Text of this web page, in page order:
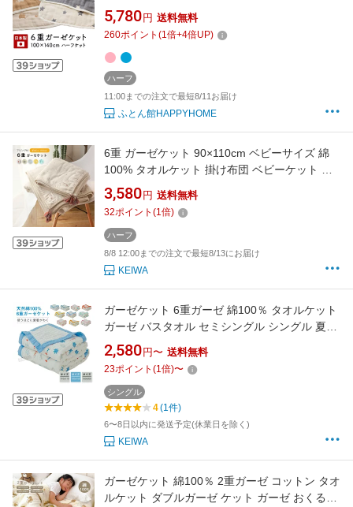
赤ちゃん 子供 お昼寝 幼稚園 お昼寝ケット ベビ
ーケット 丸洗い 洗濯 かわいい ハリネズミ はり
ねずみ 星 スター ハーフケット 北欧 おしゃれ
すくすくガーゼ 出産祝い
5,780 円 送料無料
260ポイント (1倍+4倍UP)
ハーフ
11:00までの注文で最短8/11お届け
ふとん館HAPPYHOME
6重 ガーゼケット 90×110cm ベビーサイズ 綿
100% タオルケット 掛け布団 ベビーケット ブ
ランケット ひざ掛け 通気性 柔らかく 無添加 保
育園 お昼寝 出産祝い 新生児 おくるみ 入園準備
敏感肌 静電気防止 北欧 おしゃれ フリンジ付 か
わいい ギフト 春夏 夏 夏用
3,580 円 送料無料
32ポイント (1倍)
ハーフ
8/8 12:00までの注文で最短8/13にお届け
KEIWA
ガーゼケット 6重ガーゼ 綿100％ タオルケット
ガーゼ バスタオル セミシングル シングル 夏用
夏布団 やわらか 天然有機コットン 湯上り 沐浴
ガーゼ 吸水 通気性 洗える 肌掛け 夏掛け 夏 ケ
ット 敏感肌用 タオル 子供 大人 赤ちゃん キッ
ズ 保育園 出産祝い プレゼント
2,580 円〜 送料無料
23ポイント (1倍)〜
シングル
4(1件)
6〜8日以内に発送予定(休業日を除く)
KEIWA
ガーゼケット 綿100％ 2重ガーゼ コットン タオ
ルケット ダブルガーゼ ケット ガーゼ おくるみ